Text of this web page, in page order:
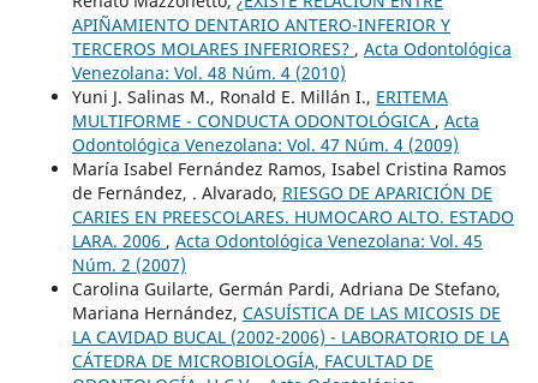
APIÑAMIENTO DENTARIO ANTERO-INFERIOR Y
TERCEROS MOLARES INFERIORES? , Acta Odontológica
Venezolana: Vol. 48 Núm. 4 (2010)
Yuni J. Salinas M., Ronald E. Millán I., ERITEMA
MULTIFORME - CONDUCTA ODONTOLÓGICA , Acta
Odontológica Venezolana: Vol. 47 Núm. 4 (2009)
María Isabel Fernández Ramos, Isabel Cristina Ramos
de Fernández, . Alvarado, RIESGO DE APARICIÓN DE
CARIES EN PREESCOLARES. HUMOCARO ALTO. ESTADO
LARA. 2006 , Acta Odontológica Venezolana: Vol. 45
Núm. 2 (2007)
Carolina Guilarte, Germán Pardi, Adriana De Stefano,
Mariana Hernández, CASUÍSTICA DE LAS MICOSIS DE
LA CAVIDAD BUCAL (2002-2006) - LABORATORIO DE LA
CÁTEDRA DE MICROBIOLOGÍA, FACULTAD DE